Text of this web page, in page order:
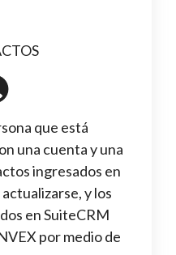
que está
una cuenta y una
ingresados en
y los
en SuiteCRM
por medio de